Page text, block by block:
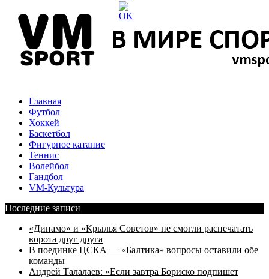
Главная
Футбол
Хоккей
Баскетбол
Фигурное катание
Теннис
Волейбол
Гандбол
VM-Культура
Последние записи
«Динамо» и «Крылья Советов» не смогли распечатать
ворота друг друга
В поединке ЦСКА — «Балтика» вопросы оставили обе
команды
Андрей Талалаев: «Если завтра Бориско подпишет